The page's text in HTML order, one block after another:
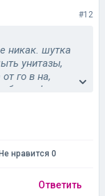
#12
никак. шутка
унитазы,
го в на,
фасоль,
еще таскать?
Не нравится 0
Ответить